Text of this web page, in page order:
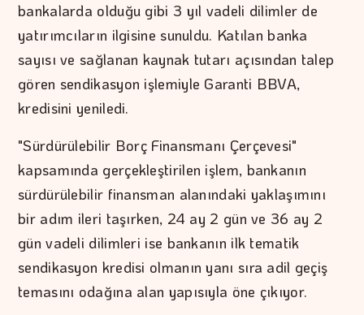
bankalarda olduğu gibi 3 yıl vadeli dilimler de
yatırımcıların ilgisine sunuldu. Katılan banka
sayısı ve sağlanan kaynak tutarı açısından talep
gören sendikasyon işlemiyle Garanti BBVA,
kredisini yeniledi.
"Sürdürülebilir Borç Finansmanı Çerçevesi"
kapsamında gerçekleştirilen işlem, bankanın
sürdürülebilir finansman alanındaki yaklaşımını
bir adım ileri taşırken, 24 ay 2 gün ve 36 ay 2
gün vadeli dilimleri ise bankanın ilk tematik
sendikasyon kredisi olmanın yanı sıra adil geçiş
temasını odağına alan yapısıyla öne çıkıyor.